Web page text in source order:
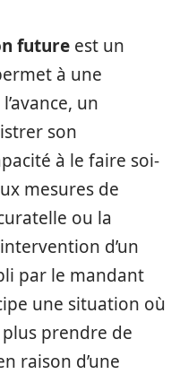
future est un
à une
un
son
à le faire soi-
mesures de
ou la
d’un
par le mandant
une situation où
prendre de
raison d’une